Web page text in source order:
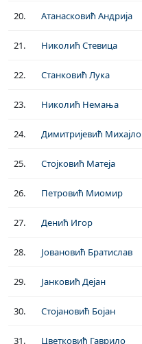
20. Атанасковић Андрија
21. Николић Стевица
22. Станковић Лука
23. Николић Немања
24. Димитријевић Михајло
25. Стојковић Матеја
26. Петровић Миомир
27. Денић Игор
28. Јовановић Братислав
29. Јанковић Дејан
30. Стојановић Бојан
31. Цветковић Гаврило